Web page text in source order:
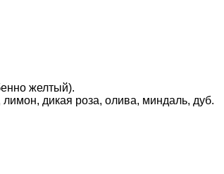
желтый).
дикая роза, олива, миндаль, дуб.